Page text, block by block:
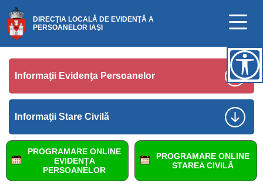
DIRECŢIA LOCALĂ DE EVIDENŢĂ A
PERSOANELOR IAŞI
Informaţii Evidenţa Persoanelor
Informaţii Stare Civilă
PROGRAMARE ONLINE
EVIDENȚA
PERSOANELOR
PROGRAMARE ONLINE
STAREA CIVILĂ